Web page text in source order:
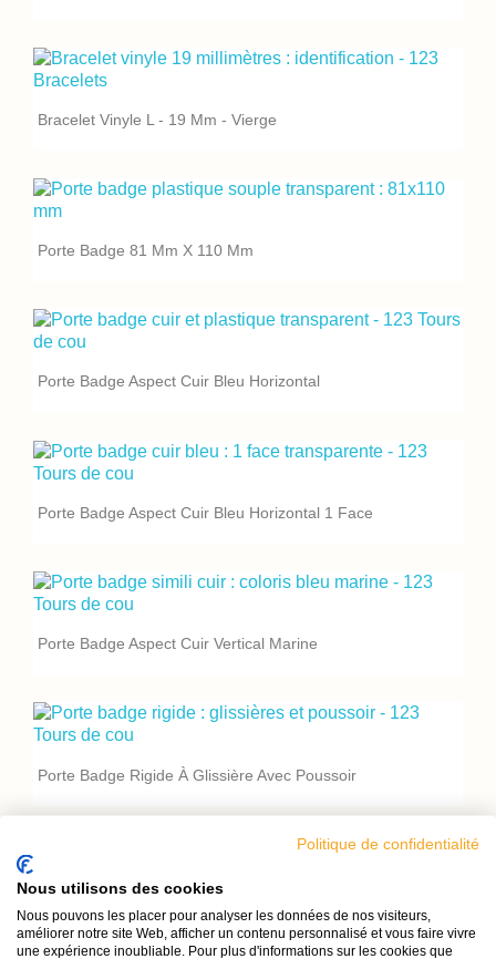
Bracelet Vinyle L - 19 Mm - Vierge
Porte Badge 81 Mm X 110 Mm
Porte Badge Aspect Cuir Bleu Horizontal
Porte Badge Aspect Cuir Bleu Horizontal 1 Face
Porte Badge Aspect Cuir Vertical Marine
Porte Badge Rigide À Glissière Avec Poussoir
Porte Badge Semi-Rigide Bleuté Vertical
Politique de confidentialité
Nous utilisons des cookies
Nous pouvons les placer pour analyser les données de nos visiteurs,
améliorer notre site Web, afficher un contenu personnalisé et vous faire vivre
une expérience inoubliable. Pour plus d'informations sur les cookies que